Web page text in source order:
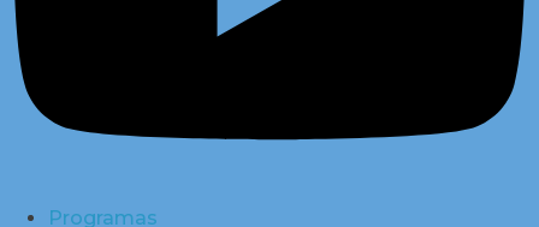
Programas